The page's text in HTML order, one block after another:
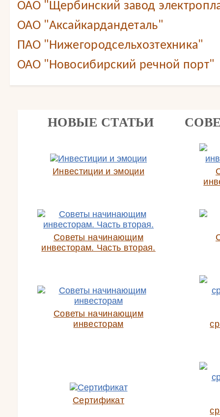
ОАО "Щербинский завод
ОАО "Аксайкардандеталь"
ПАО "Нижегородсельхозтехника"
ОАО "Новосибирский речной порт"
НОВЫЕ СТАТЬИ
Инвестиции и эмоции
Советы начинающим
инвесторам. Часть вторая.
Советы начинающим
инвесторам
Сертификат